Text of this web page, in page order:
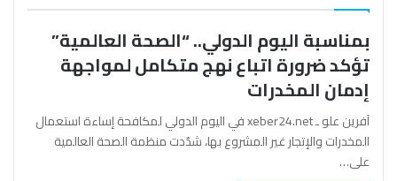
بمناسبة اليوم الدولي.. “الصحة العالمية”
تؤكد ضرورة اتباع نهج متكامل لمواجهة
إدمان المخدرات
آفرين علو ـ xeber24.net في اليوم الدولي لمكافحة إساءة استعمال
المخدرات والإتجار غير المشروع بها، شدّدت منظمة الصحة العالمية
على…